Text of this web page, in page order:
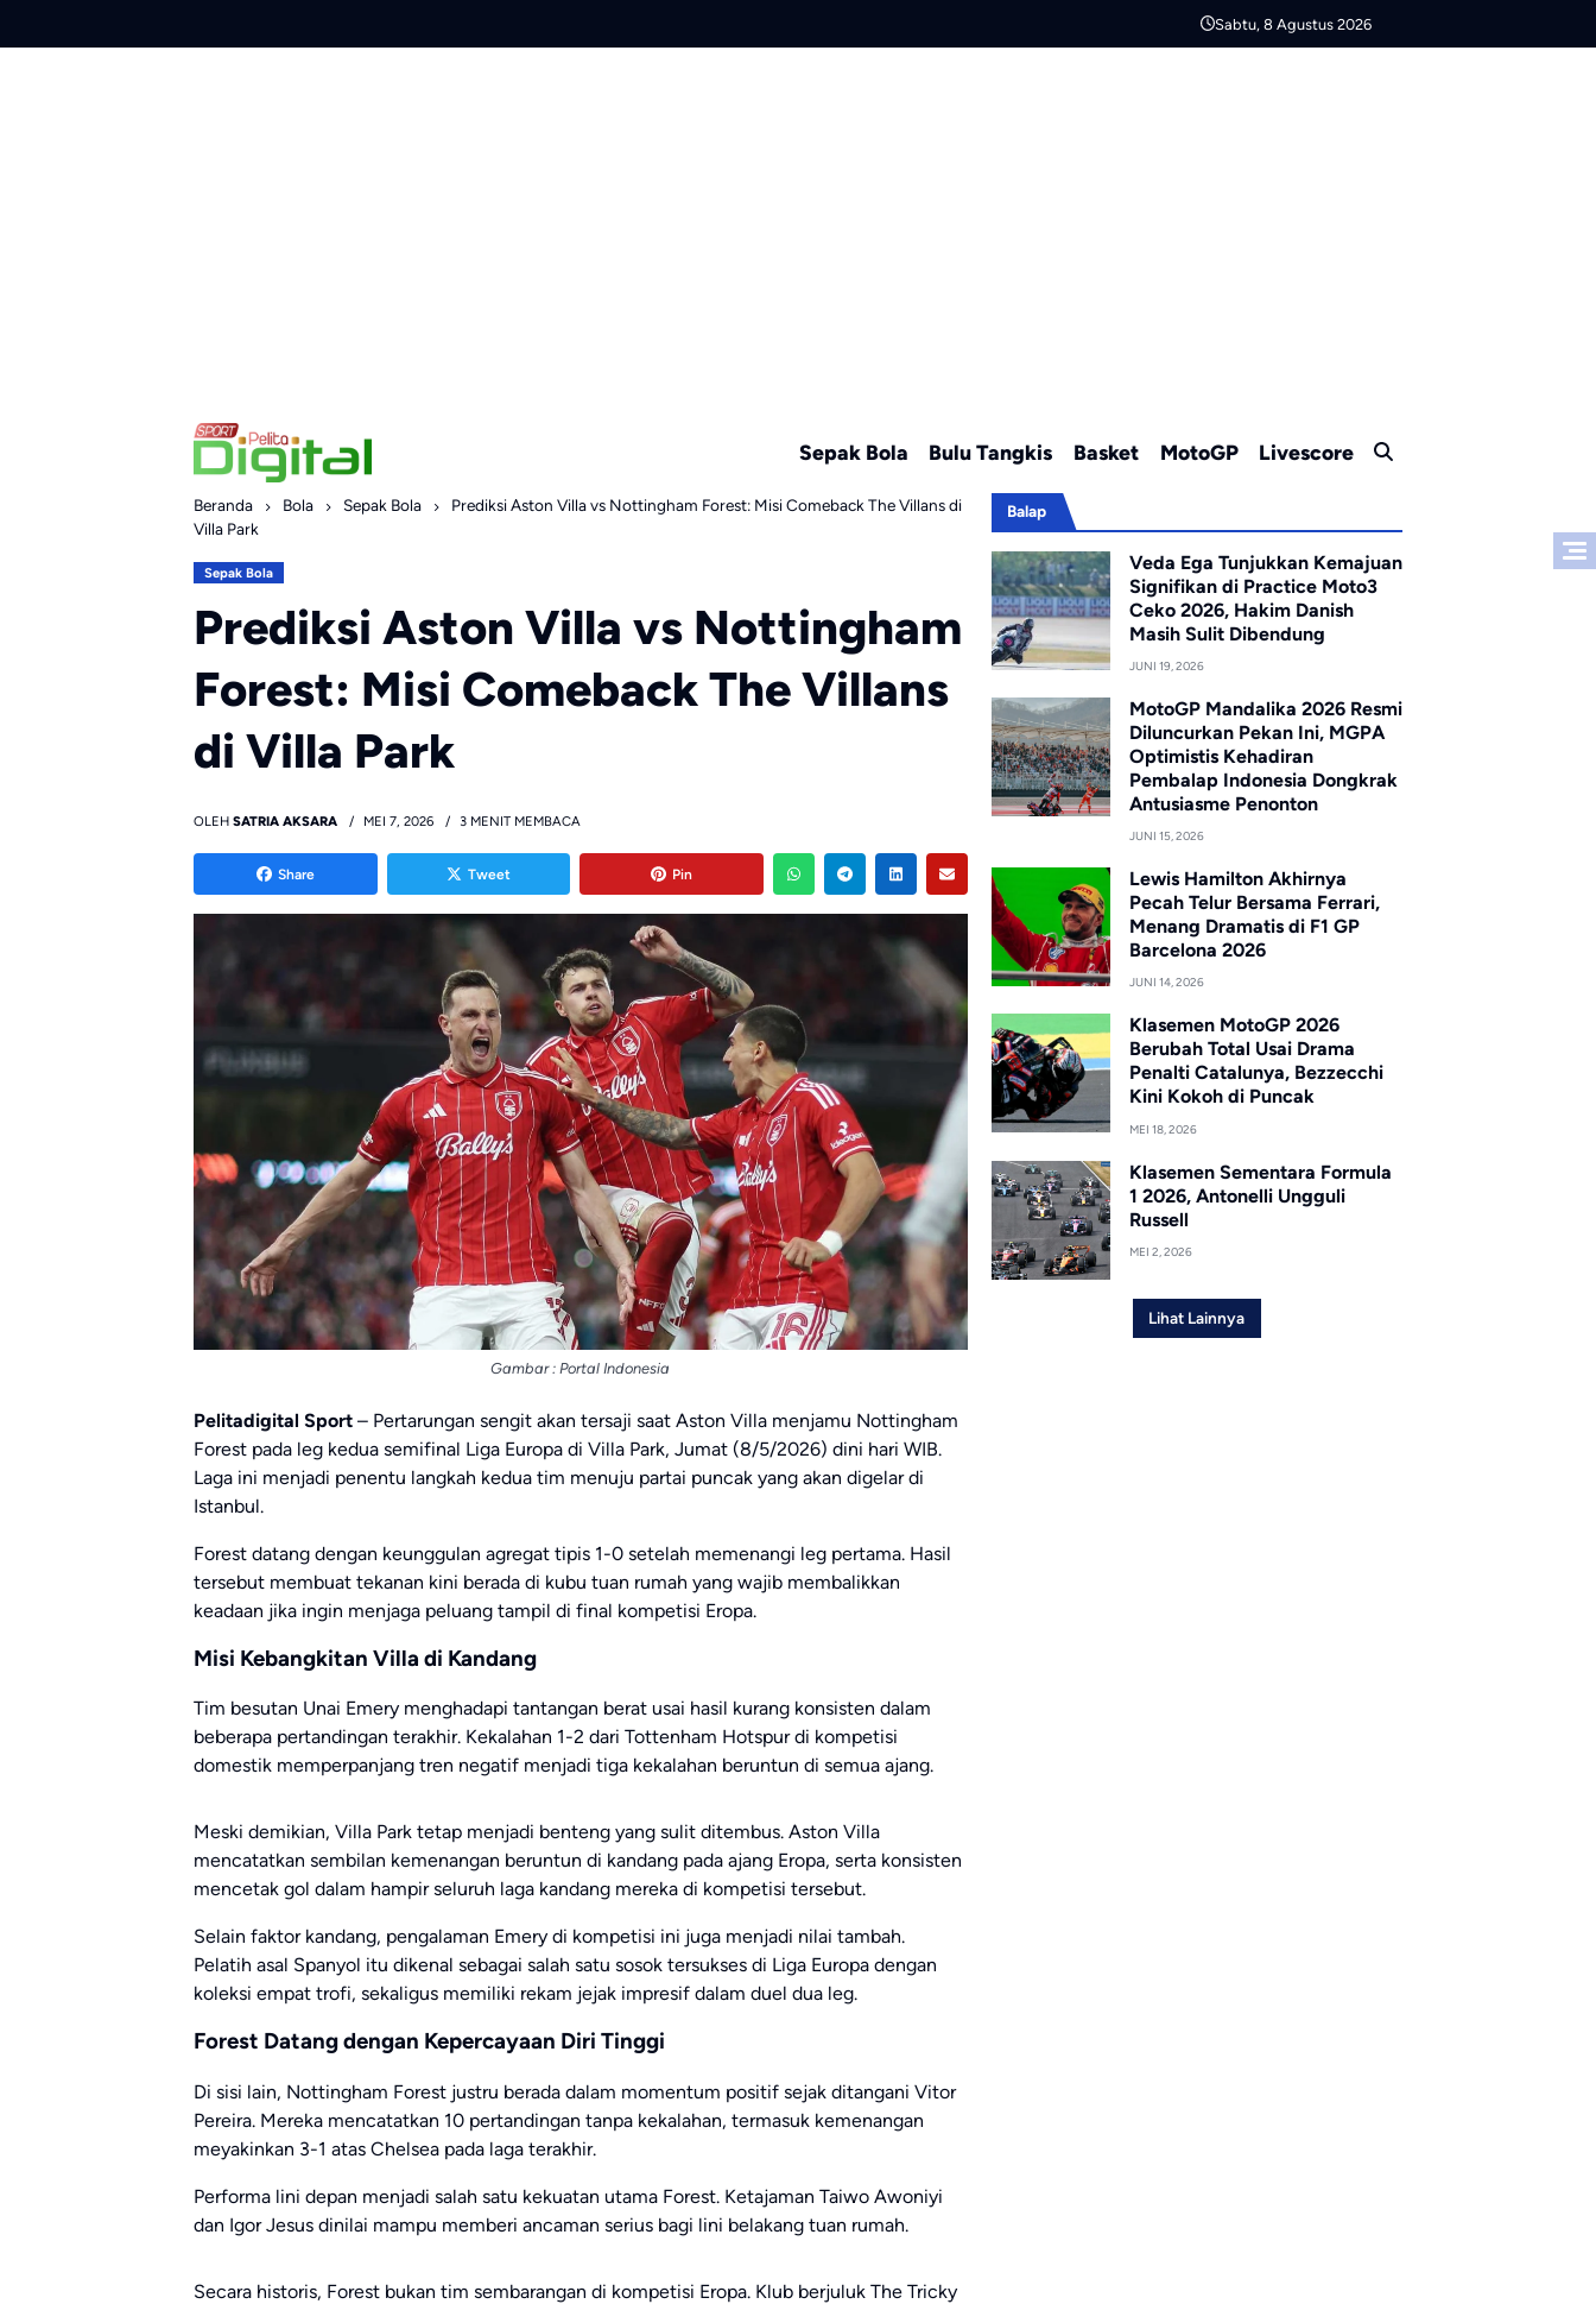
Sabtu, 8 Agustus 2026
Sepak Bola Bulu Tangkis Basket MotoGP Livescore
Beranda Bola Sepak Bola
Prediksi Aston Villa vs Nottingham Forest: Misi Comeback The Villans di
Villa Park
Sepak Bola
Prediksi Aston Villa vs Nottingham
Forest: Misi Comeback The Villans
di Villa Park
OLEH SATRIA AKSARA MEI 7, 2026 3 MENIT MEMBACA
Share Tweet Pin
Gambar : Portal Indonesia
Pelitadigital Sport – Pertarungan sengit akan tersaji saat Aston Villa menjamu Nottingham
Forest pada leg kedua semifinal Liga Europa di Villa Park, Jumat (8/5/2026) dini hari WIB.
Laga ini menjadi penentu langkah kedua tim menuju partai puncak yang akan digelar di
Istanbul.
Forest datang dengan keunggulan agregat tipis 1-0 setelah memenangi leg pertama. Hasil
tersebut membuat tekanan kini berada di kubu tuan rumah yang wajib membalikkan
keadaan jika ingin menjaga peluang tampil di final kompetisi Eropa.
Misi Kebangkitan Villa di Kandang
Tim besutan Unai Emery menghadapi tantangan berat usai hasil kurang konsisten dalam
beberapa pertandingan terakhir. Kekalahan 1-2 dari Tottenham Hotspurdi kompetisi
domestik memperpanjang tren negatif menjadi tiga kekalahan beruntun di semua ajang.
Meski demikian, Villa Park tetap menjadi benteng yang sulit ditembus. Aston Villa
mencatatkan sembilan kemenangan beruntun di kandang pada ajang Eropa, serta konsisten
mencetak gol dalam hampir seluruh laga kandang mereka di kompetisi tersebut.
Selain faktor kandang, pengalaman Emery di kompetisi ini juga menjadi nilai tambah.
Pelatih asal Spanyol itu dikenal sebagai salah satu sosok tersukses di Liga Europa dengan
koleksi empat trofi, sekaligus memiliki rekam jejak impresif dalam duel dua leg.
Forest Datang dengan Kepercayaan Diri Tinggi
Di sisi lain, Nottingham Forest justru berada dalam momentum positif sejak ditangani Vitor
Pereira. Mereka mencatatkan 10 pertandingan tanpa kekalahan, termasuk kemenangan
meyakinkan 3-1 atas Chelsea pada laga terakhir.
Performa lini depan menjadi salah satu kekuatan utama Forest. Ketajaman Taiwo Awoniyi
dan Igor Jesus dinilai mampu memberi ancaman serius bagi lini belakang tuan rumah.
Secara historis, Forest bukan tim sembarangan di kompetisi Eropa. Klub berjuluk The Tricky
Balap
Veda Ega Tunjukkan Kemajuan
Signifikan di Practice Moto3
Ceko 2026, Hakim Danish
Masih Sulit Dibendung
JUNI 19, 2026
MotoGP Mandalika 2026 Resmi
Diluncurkan Pekan Ini, MGPA
Optimistis Kehadiran
Pembalap Indonesia Dongkrak
Antusiasme Penonton
JUNI 15, 2026
Lewis Hamilton Akhirnya
Pecah Telur Bersama Ferrari,
Menang Dramatis di F1 GP
Barcelona 2026
JUNI 14, 2026
Klasemen MotoGP 2026
Berubah Total Usai Drama
Penalti Catalunya, Bezzecchi
Kini Kokoh di Puncak
MEI 18, 2026
Klasemen Sementara Formula
1 2026, Antonelli Ungguli
Russell
MEI 2, 2026
Lihat Lainnya